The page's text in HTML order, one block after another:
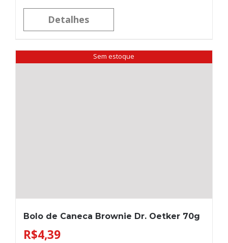
Detalhes
Sem estoque
Bolo de Caneca Brownie Dr. Oetker 70g
R$4,39